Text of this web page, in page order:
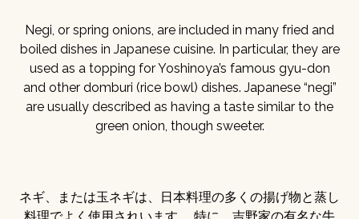
Negi, or spring onions, are included in many fried and
boiled dishes in Japanese cuisine. In particular, they are
used as a topping for Yoshinoya’s famous gyu-don
and other domburi (rice bowl) dishes. Japanese “negi”
are usually described as having a taste similar to the
green onion, though sweeter.
ネギ、または玉ネギは、日本料理の多くの揚げ物と蒸し
料理でよく使用されいます。 特に、吉野家の有名な牛